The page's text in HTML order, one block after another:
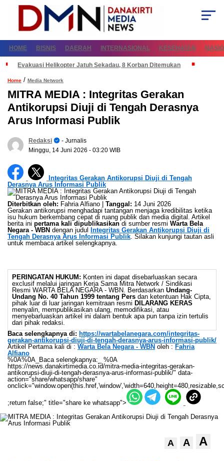
HOME BISNIS DAERAH INTERNASIONAL KESEHATAN
Evakuasi Helikopter Jatuh Sekadau, 8 Korban Ditemukan
Home / Media Network
MITRA MEDIA : Integritas Gerakan
Antikorupsi Diuji di Tengah Derasnya
Arus Informasi Publik
Redaksi
- Jurnalis
Minggu, 14 Juni 2026 - 03:20 WIB
Integritas Gerakan Antikorupsi Diuji di Tengah
Derasnya Arus Informasi Publik
Diterbitkan oleh: Fahria Alfiano | Tanggal: 14 Juni 2026
Gerakan antikorupsi menghadapi tantangan menjaga kredibilitas ketika
isu hukum berkembang cepat di ruang publik dan media digital. Artikel
berita ini pertama kali dipublikasikan di sumber resmi Warta Bela
Negara - WBN dengan judul
Integritas Gerakan Antikorupsi Diuji di
Tengah Derasnya Arus Informasi Publik. Silakan kunjungi tautan asli
untuk membaca artikel selengkapnya.
PERINGATAN HUKUM: Konten ini dapat disebarluaskan secara
exclusif melalui jaringan Kerja Sama Mitra Network / Sindikasi
Resmi WARTA BELA NEGARA - WBN. Berdasarkan Undang-
Undang No. 40 Tahun 1999 tentang Pers dan ketentuan Hak Cipta,
pihak luar di luar jaringan kemitraan resmi DILARANG KERAS
menyalin, mempublikasikan ulang, memodifikasi, atau
menyebarluaskan artikel ini dalam bentuk apa pun tanpa izin tertulis
dari pihak redaksi.
Baca selengkapnya di: https://wartabelanegara.com/integritas-
gerakan-antikorupsi-diuji-di-tengah-derasnya-arus-informasi-publik/
Artikel Pertama kali di : Warta Bela Negara - WBN oleh : Fahria
Alfiano
%0A%0A_Baca selengkapnya:_ %0A
https://news.danakirtimedia.co.id/mitra-media-integritas-gerakan-
antikorupsi-diuji-di-tengah-derasnya-arus-informasi-publik/" data-
action="share/whatsapp/share"
;return false;" title="share ke whatsapp">
A A A